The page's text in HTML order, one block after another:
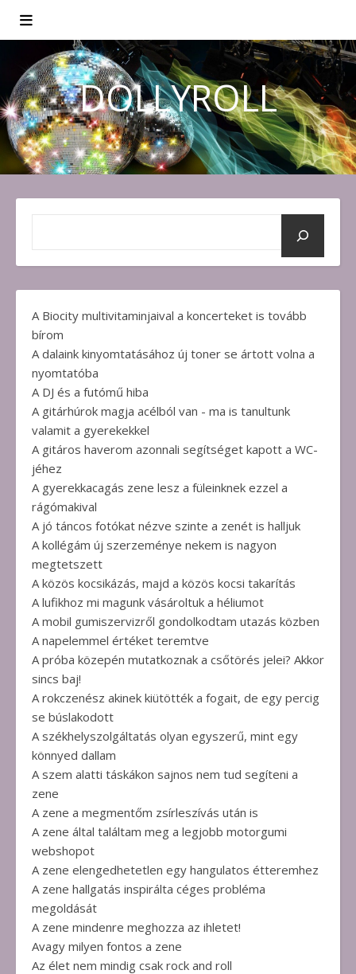
DOLLYROLL
A Biocity multivitaminjaival a koncerteket is tovább
bírom
A dalaink kinyomtatásához új toner se ártott volna a
nyomtatóba
A DJ és a futómű hiba
A gitárhúrok magja acélból van - ma is tanultunk
valamit a gyerekekkel
A gitáros haverom azonnali segítséget kapott a WC-
jéhez
A gyerekkacagás zene lesz a füleinknek ezzel a
rágómakival
A jó táncos fotókat nézve szinte a zenét is halljuk
A kollégám új szerzeménye nekem is nagyon
megtetszett
A közös kocsikázás, majd a közös kocsi takarítás
A lufikhoz mi magunk vásároltuk a héliumot
A mobil gumiszervizről gondolkodtam utazás közben
A napelemmel értéket teremtve
A próba közepén mutatkoznak a csőtörés jelei? Akkor
sincs baj!
A rokczenész akinek kiütötték a fogait, de egy percig
se búslakodott
A székhelyszolgáltatás olyan egyszerű, mint egy
könnyed dallam
A szem alatti táskákon sajnos nem tud segíteni a
zene
A zene a megmentőm zsírleszívás után is
A zene által találtam meg a legjobb motorgumi
webshopot
A zene elengedhetetlen egy hangulatos étteremhez
A zene hallgatás inspirálta céges probléma
megoldását
A zene mindenre meghozza az ihletet!
Avagy milyen fontos a zene
Az élet nem mindig csak rock and roll